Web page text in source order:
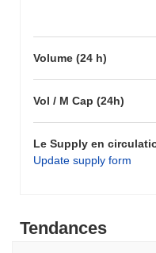
Volume (24 h)
Vol / M Cap (24h)
Le Supply en
Update supply form
Tendances